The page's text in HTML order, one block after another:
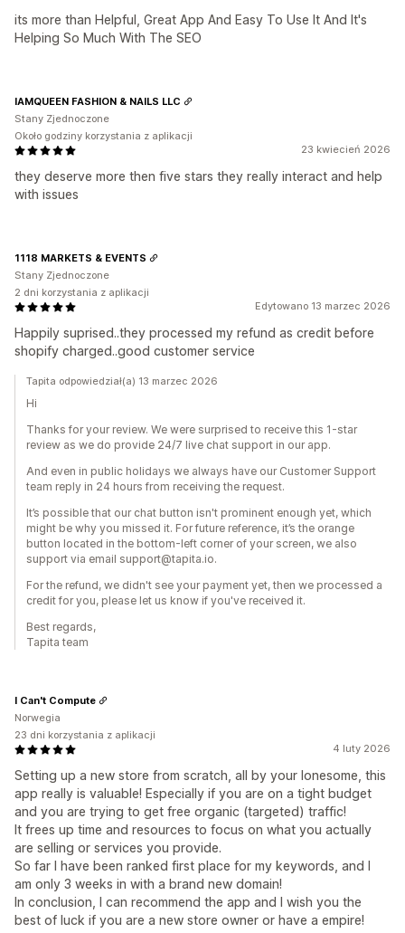
its more than Helpful, Great App And Easy To Use It And It's
Helping So Much With The SEO
23 kwiecień 2026
they deserve more then five stars they really interact and help
with issues
IAMQUEEN FASHION & NAILS LLC
Stany Zjednoczone
Około godziny korzystania z aplikacji
Edytowano 13 marzec 2026
Happily suprised..they processed my refund as credit before
shopify charged..good customer service
1118 MARKETS & EVENTS
Stany Zjednoczone
2 dni korzystania z aplikacji
Tapita odpowiedział(a) 13 marzec 2026
Hi
Thanks for your review. We were surprised to receive this 1-star
review as we do provide 24/7 live chat support in our app.
And even in public holidays we always have our Customer Support
team reply in 24 hours from receiving the request.
It’s possible that our chat button isn't prominent enough yet, which
might be why you missed it. For future reference, it’s the orange
button located in the bottom-left corner of your screen, we also
support via email support@tapita.io.
For the refund, we didn't see your payment yet, then we processed a
credit for you, please let us know if you've received it.
Best regards,
Tapita team
4 luty 2026
Setting up a new store from scratch, all by your lonesome, this
app really is valuable! Especially if you are on a tight budget
and you are trying to get free organic (targeted) traffic!
It frees up time and resources to focus on what you actually
are selling or services you provide.
So far I have been ranked first place for my keywords, and I
am only 3 weeks in with a brand new domain!
In conclusion, I can recommend the app and I wish you the
best of luck if you are a new store owner or have a empire!
I Can't Compute
Norwegia
23 dni korzystania z aplikacji